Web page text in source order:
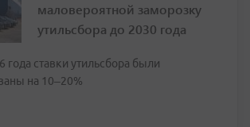
маловероятной заморозку
утильсбора до 2030 года
года ставки утильсбора были
на 10–20%